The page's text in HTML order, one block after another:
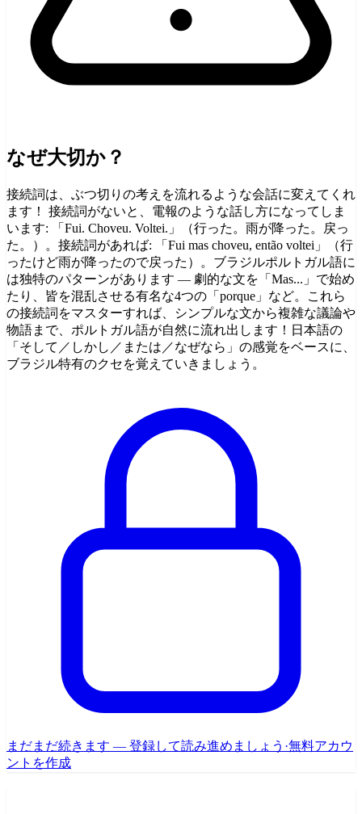
なぜ大切か？
接続詞は、ぶつ切りの考えを流れるような会話に変えてくれ
ます！ 接続詞がないと、電報のような話し方になってしま
います: 「Fui. Choveu. Voltei.」（行った。雨が降った。戻っ
た。）。接続詞があれば: 「Fui mas choveu, então voltei」（行
ったけど雨が降ったので戻った）。ブラジルポルトガル語に
は独特のパターンがあります — 劇的な文を「Mas...」で始め
たり、皆を混乱させる有名な4つの「porque」など。これら
の接続詞をマスターすれば、シンプルな文から複雑な議論や
物語まで、ポルトガル語が自然に流れ出します！日本語の
「そして／しかし／または／なぜなら」の感覚をベースに、
ブラジル特有のクセを覚えていきましょう。
まだまだ続きます — 登録して読み進めましょう ·無料アカウ
ントを作成